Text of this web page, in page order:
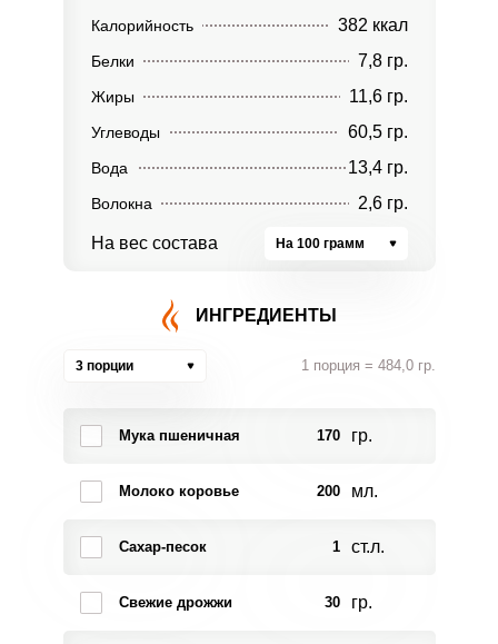
Калорийность 382 ккал
Белки 7,8 гр.
Жиры 11,6 гр.
Углеводы 60,5 гр.
Вода 13,4 гр.
Волокна 2,6 гр.
На вес состава На 100 грамм
ИНГРЕДИЕНТЫ
3 порции 1 порция = 484,0 гр.
Мука пшеничная 170 гр.
Молоко коровье 200 мл.
Сахар-песок 1 ст.л.
Свежие дрожжи 30 гр.